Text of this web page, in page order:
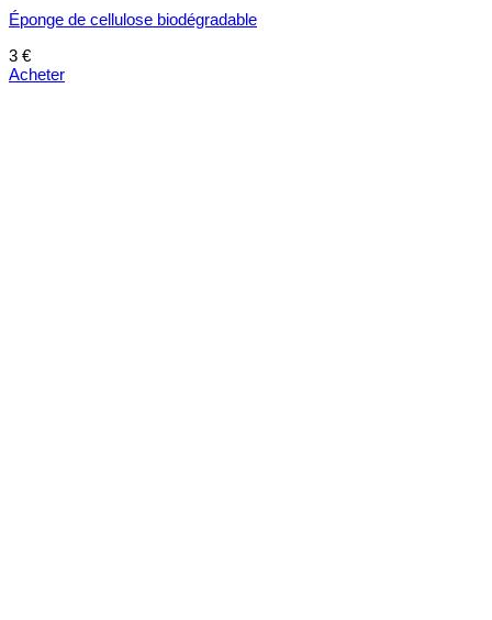
Éponge de cellulose biodégradable
3 €
Acheter